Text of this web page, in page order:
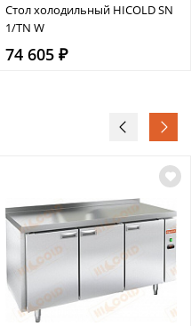
Стол холодильный HICOLD SN
1/TN W
74 605 ₽